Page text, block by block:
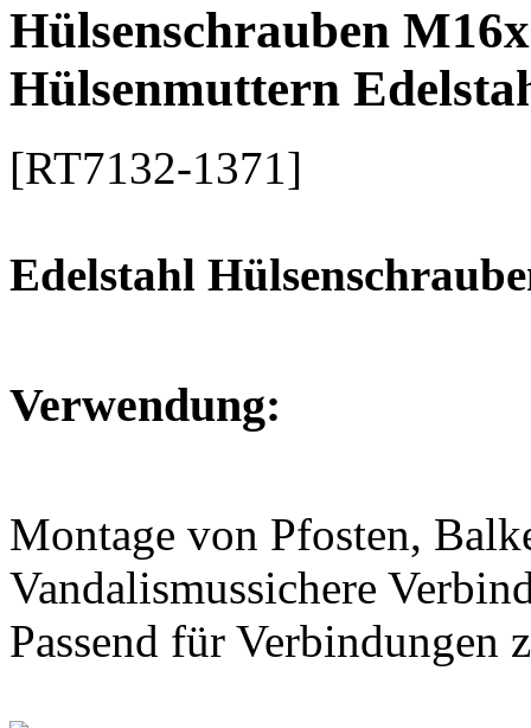
Hülsenschrauben
Hülsenmuttern
[RT7132-1371]
Edelstahl
Verwendung:
Montage von Pfosten,
Vandalismussichere
Passend für Verbindungen